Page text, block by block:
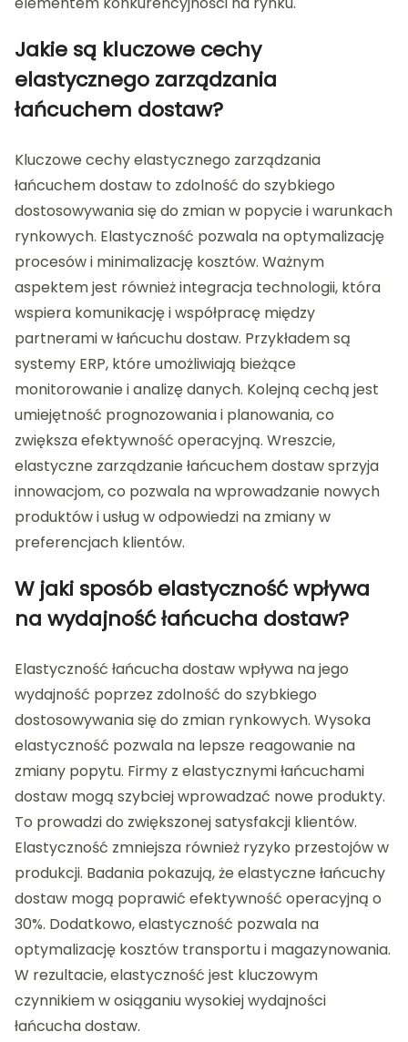
Jakie są kluczowe cechy
elastycznego zarządzania
łańcuchem dostaw?
Kluczowe cechy elastycznego zarządzania
łańcuchem dostaw to zdolność do szybkiego
dostosowywania się do zmian w popycie i warunkach
rynkowych. Elastyczność pozwala na optymalizację
procesów i minimalizację kosztów. Ważnym
aspektem jest również integracja technologii, która
wspiera komunikację i współpracę między
partnerami w łańcuchu dostaw. Przykładem są
systemy ERP, które umożliwiają bieżące
monitorowanie i analizę danych. Kolejną cechą jest
umiejętność prognozowania i planowania, co
zwiększa efektywność operacyjną. Wreszcie,
elastyczne zarządzanie łańcuchem dostaw sprzyja
innowacjom, co pozwala na wprowadzanie nowych
produktów i usług w odpowiedzi na zmiany w
preferencjach klientów.
W jaki sposób elastyczność wpływa
na wydajność łańcucha dostaw?
Elastyczność łańcucha dostaw wpływa na jego
wydajność poprzez zdolność do szybkiego
dostosowywania się do zmian rynkowych. Wysoka
elastyczność pozwala na lepsze reagowanie na
zmiany popytu. Firmy z elastycznymi łańcuchami
dostaw mogą szybciej wprowadzać nowe produkty.
To prowadzi do zwiększonej satysfakcji klientów.
Elastyczność zmniejsza również ryzyko przestojów w
produkcji. Badania pokazują, że elastyczne łańcuchy
dostaw mogą poprawić efektywność operacyjną o
30%. Dodatkowo, elastyczność pozwala na
optymalizację kosztów transportu i magazynowania.
W rezultacie, elastyczność jest kluczowym
czynnikiem w osiąganiu wysokiej wydajności
łańcucha dostaw.